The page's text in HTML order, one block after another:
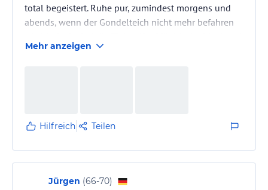
total begeistert. Ruhe pur, zumindest morgens und
abends, wenn der Gondelteich nicht mehr befahren
macht ihnen total Spaß. Wir hatten ein Zimmer mit
statt eine Leiter…
Mehr anzeigen
Hilfreich Teilen
Jürgen (66-70)